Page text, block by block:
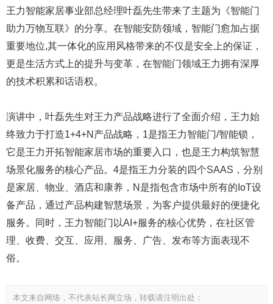
王力智能家居事业部总经理叶磊先生带来了主题为《智能门
助力万物互联》的分享。在智能安防领域，智能门愈加占据
重要地位,其一体化的应用风格带来的不仅是安全上的保证，
更是生活方式上的提升与变革，在智能门领域王力拥有深厚
的技术积累和话语权。
演讲中，叶磊先生对王力产品战略进行了全面介绍，王力始
终致力于打造1+4+N产品战略，1是指王力智能门/智能锁，
它是王力开拓智能家居市场的重要入口，也是王力构筑智慧
场景化服务的核心产品。4是指王力分装的四个SAAS，分别
是家居、物业、酒店和康养，N是指包含市场中所有的IoT设
备产品，通过产品构建智慧场景，为客户提供最好的便捷化
服务。同时，王力智能门以AI+服务的核心优势，在社区管
理、收费、交互、应用、服务、广告、发布等方面表现不
俗。
本文来自网络，不代表站长网立场，转载请注明出处：